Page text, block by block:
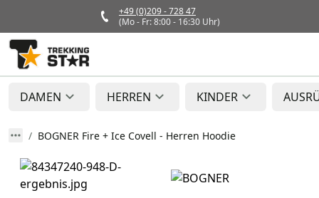
+49 (0)209 - 728 47
(Mo - Fr: 8:00 - 16:30 Uhr)
DAMEN HERREN KINDER
BOGNER Fire + Ice Covell - Herren Hoodie